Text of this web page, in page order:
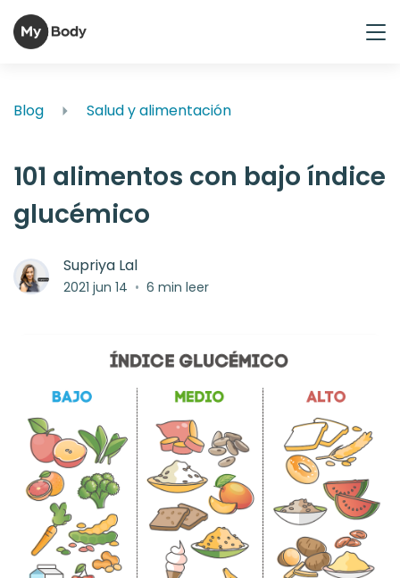
Blog Salud y alimentación
101 alimentos con bajo índice
glucémico
Supriya Lal
2021 jun 14 • 6 min leer